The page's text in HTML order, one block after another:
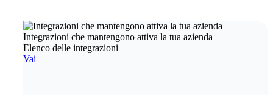
Integrazioni che mantengono attiva la tua azienda
Elenco delle integrazioni
Vai